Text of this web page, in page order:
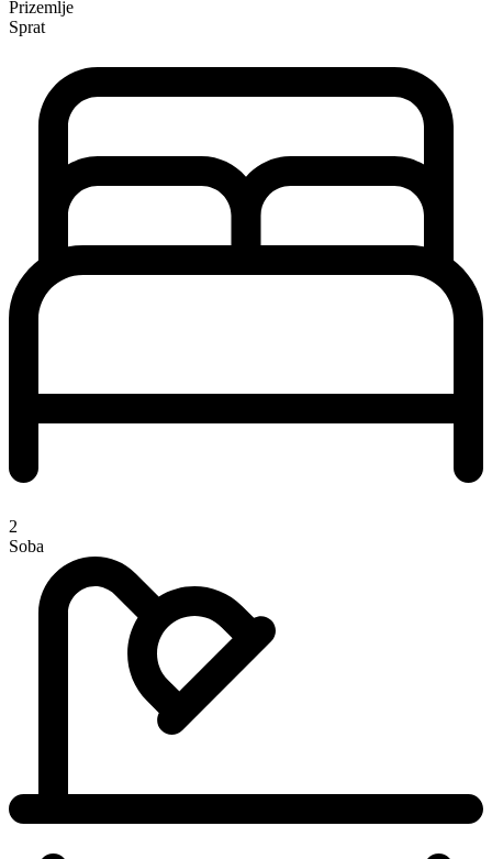
Prizemlje
Sprat
2
Soba